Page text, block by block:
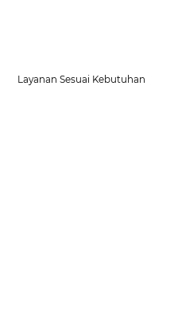
Layanan Sesuai Kebutuhan